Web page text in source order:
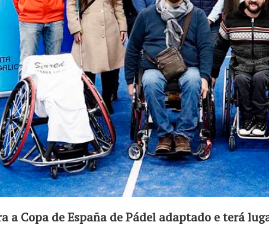
a Copa de España de Pádel adaptado e terá